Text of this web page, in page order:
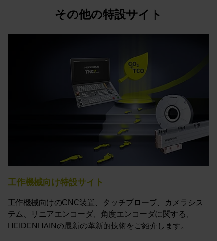
その他の特設サイト
工作機械向け特設サイト
工作機械向けのCNC装置、タッチプローブ、カメラシス
テム、リニアエンコーダ、角度エンコーダに関する、
HEIDENHAINの最新の革新的技術をご紹介します。